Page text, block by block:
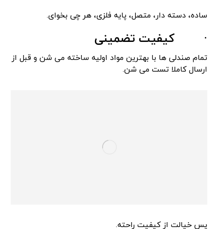
ساده، دسته دار، متصل، پایه فلزی، هر چی بخوای.
· کیفیت تضمینی
تمام صندلی ها با بهترین مواد اولیه ساخته می شن و قبل از
ارسال کاملا تست می شن.
پس خیالت از کیفیت راحته.